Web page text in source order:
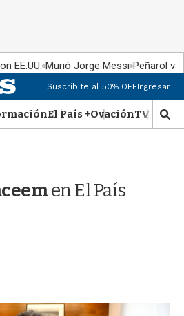
EE.UU. Murió Jorge Messi Peñarol
Suscribite al 50% OFFIngresar
El País +OvaciónTV Show
M
o
d
en El País